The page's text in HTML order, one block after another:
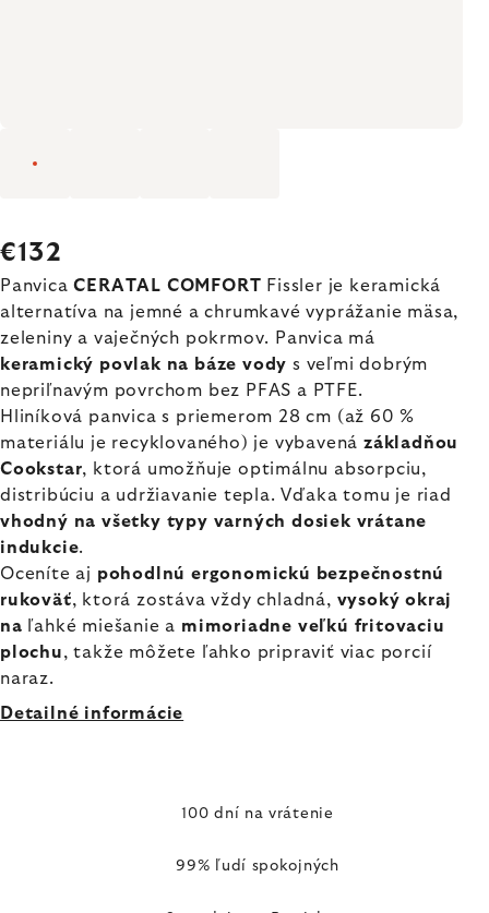
€132
PanvicaCERATAL COMFORT Fissler je keramická
alternatíva na jemné a chrumkavé vyprážanie mäsa,
zeleniny a vaječných pokrmov. Panvica má
keramický povlak na báze vody s veľmi dobrým
nepriľnavým povrchom bez PFAS a PTFE.
Hliníková panvica s priemerom 28 cm (až 60 %
materiálu je recyklovaného) je vybavená základňou
Cookstar, ktorá umožňuje optimálnu absorpciu,
distribúciu a udržiavanie tepla. Vďaka tomu je riad
vhodný na všetky typy varných dosiek vrátane
indukcie.
Oceníte aj pohodlnú ergonomickú bezpečnostnú
rukoväť, ktorá zostáva vždy chladná, vysoký okraj
na ľahké miešanie a mimoriadne veľkú fritovaciu
plochu, takže môžete ľahko pripraviť viac porcií
naraz.
Detailné informácie
100 dní na vrátenie
99% ľudí spokojných